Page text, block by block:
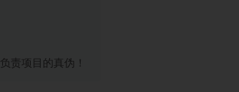
责项目的真伪！